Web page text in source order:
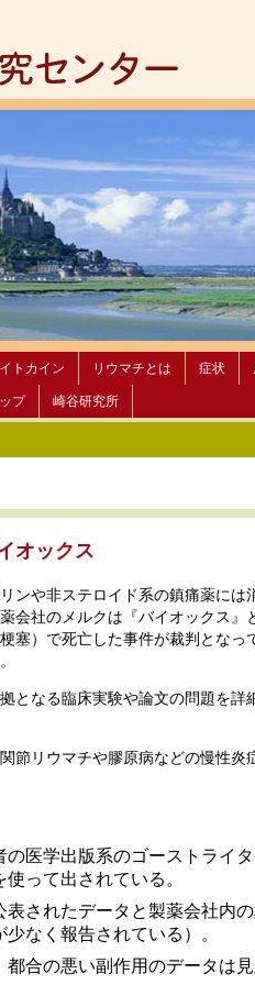
トカイン リウマチとは 症状
プ 崎谷研究所
オックス
ンや非ステロイド系の鎮痛薬には
会社のメルクは『バイオックス』
塞）で死亡した事件が裁判となっ
となる臨床実験や論文の問題を詳
節リウマチや膠原病などの慢性炎
医学出版系のゴーストライ
って出されている。
されたデータと製薬会社内
なく報告されている）。
合の悪い副作用のデータは